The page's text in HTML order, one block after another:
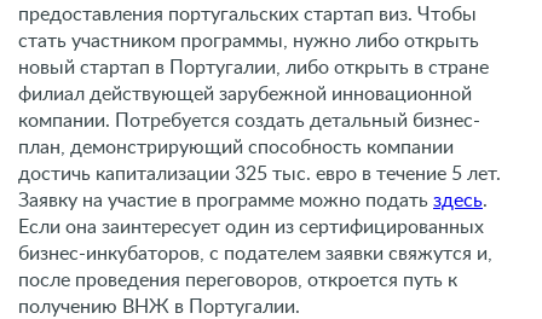
предоставления португальских стартап виз. Чтобы
стать участником программы, нужно либо открыть
новый стартап в Португалии, либо открыть в стране
филиал действующей зарубежной инновационной
компании. Потребуется создать детальный бизнес-
план, демонстрирующий способность компании
достичь капитализации 325 тыс. евро в течение 5 лет.
Заявку на участие в программе можно подать здесь.
Если она заинтересует один из сертифицированных
бизнес-инкубаторов, с подателем заявки свяжутся и,
после проведения переговоров, откроется путь к
получению ВНЖ в Португалии.